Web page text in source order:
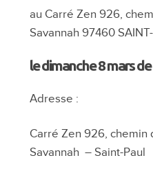
8
mars
au Carré Zen 926,
Savannah 97460
le dimanche 8 mars
Adresse :
Carré Zen 926, chemin
Savannah – Saint-Paul